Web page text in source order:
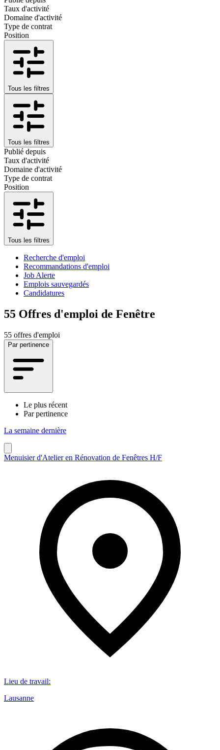
Taux d'activité
Domaine d'activité
Type de contrat
Position
Tous les filtres
Tous les filtres
Publié depuis
Taux d'activité
Domaine d'activité
Type de contrat
Position
Tous les filtres
Recherche d'emploi
Recommandations d'emploi
Job Alerte
Emplois sauvegardés
Candidatures
55 Offres d'emploi de Fenêtre
55 offres d'emploi
Par pertinence
Le plus récent
Par pertinence
La semaine dernière
Menuisier d'Atelier en Rénovation de Fenêtres H/F
Lieu de travail:
Lausanne